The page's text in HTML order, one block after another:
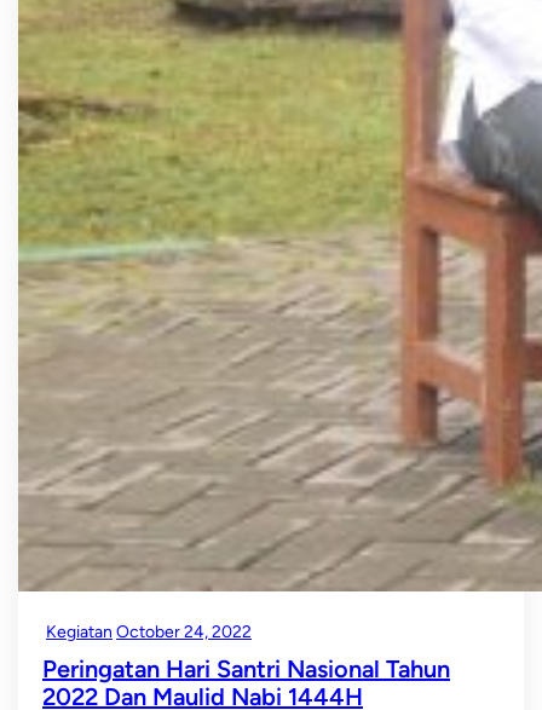
Kegiatan October 24, 2022
Peringatan Hari Santri Nasional Tahun
2022 Dan Maulid Nabi 1444H